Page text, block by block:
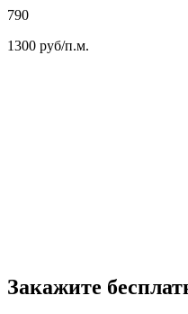
790
1300 руб/п.м.
Закажите